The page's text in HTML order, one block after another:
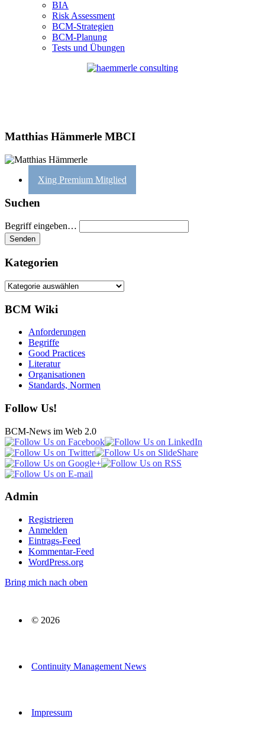
BIA
Risk Assessment
BCM-Strategien
BCM-Planung
Tests und Übungen
Matthias Hämmerle MBCI
Xing Premium Mitglied
Suchen
Begriff eingeben…
Kategorien
Kategorien
BCM Wiki
Anforderungen
Begriffe
Good Practices
Literatur
Organisationen
Standards, Normen
Follow Us!
BCM-News im Web 2.0
Admin
Registrieren
Anmelden
Eintrags-Feed
Kommentar-Feed
WordPress.org
Bring mich nach oben
© 2026
Continuity Management News
Impressum